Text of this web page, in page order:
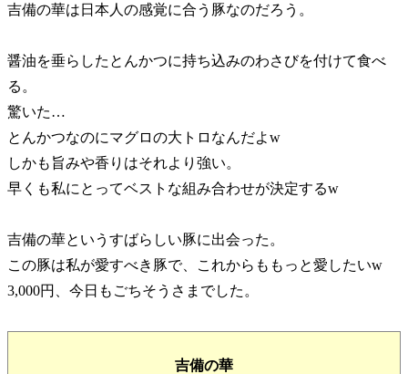
吉備の華は日本人の感覚に合う豚なのだろう。
醤油を垂らしたとんかつに持ち込みのわさびを付けて食べ
る。
驚いた…
とんかつなのにマグロの大トロなんだよw
しかも旨みや香りはそれより強い。
早くも私にとってベストな組み合わせが決定するw
吉備の華というすばらしい豚に出会った。
この豚は私が愛すべき豚で、これからももっと愛したいw
3,000円、今日もごちそうさまでした。
吉備の華